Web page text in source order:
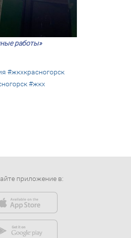
работы»
#жкхкрасногорск
#жкх
приложение в: